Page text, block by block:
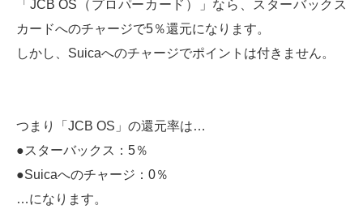
「JCB OS（プロパーカード）」なら、スターバックス
カードへのチャージで5％還元になります。
しかし、Suicaへのチャージでポイントは付きません。
つまり「JCB OS」の還元率は…
●スターバックス：5％
●Suicaへのチャージ：0％
…になります。